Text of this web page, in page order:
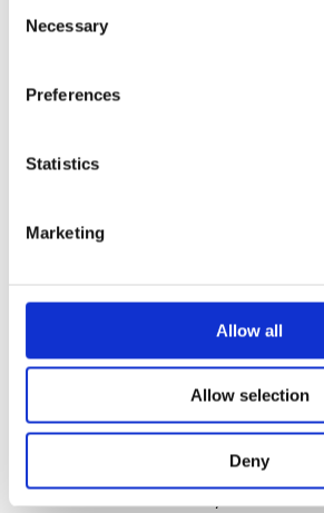
Selection
Necessary
Preferences
Statistics
Marketing
Allow all
Allow selection
Deny
unserer Agentur
sowie Fotomaterial für die
ansprechende und
hat
Zielgruppe über Facebook
Instagram erreicht.
auch die passendenPR-
aufgegleist und so die
für den Podcast begeistert –
Schweizer Familie,Die